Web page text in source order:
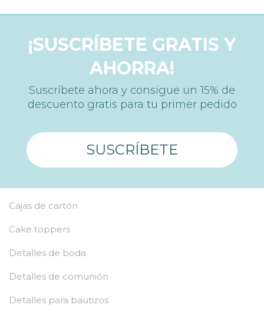
¡SUSCRÍBETE GRATIS Y
AHORRA!
Suscríbete ahora y consigue un 15% de
descuento gratis para tu primer pedido
SUSCRÍBETE
Cajas de cartón
Cake toppers
Detalles de boda
Detalles de comunión
Detalles para bautizos